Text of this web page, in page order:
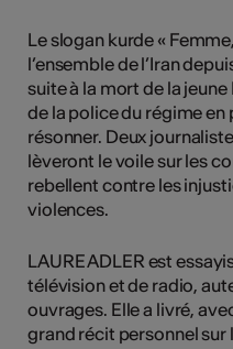
Le slogan kurde «
l’ensemble de l’Iran
suite à la mort de la
de la police du régime en
résonner. Deux
lèveront le voile sur les
rebellent contre les
violences.
LAURE ADLER est
télévision et de radio,
ouvrages. Elle a livré,
grand récit personnel sur